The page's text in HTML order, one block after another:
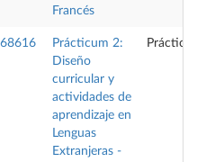
Francés
68616
Prácticum 2:
Diseño
curricular y
actividades de
aprendizaje en
Lenguas
Extranjeras -